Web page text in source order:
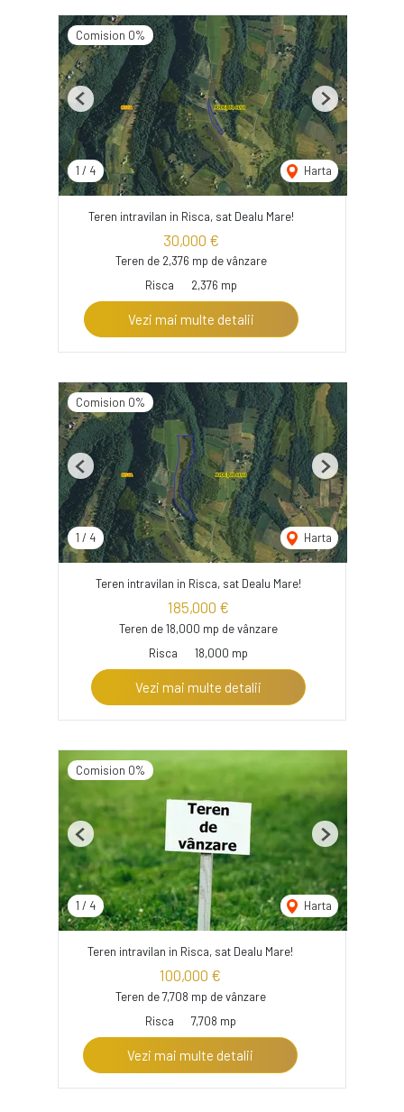
Comision 0%
1 / 4 Harta
Previous Next
Teren intravilan in Risca, sat Dealu Mare!
30,000 €
Teren de 2,376 mp de vânzare
Risca
2,376 mp
Vezi mai multe detalii
Comision 0%
1 / 4 Harta
Previous Next
Teren intravilan in Risca, sat Dealu Mare!
185,000 €
Teren de 18,000 mp de vânzare
Risca
18,000 mp
Vezi mai multe detalii
Comision 0%
1 / 4 Harta
Previous Next
Teren intravilan in Risca, sat Dealu Mare!
100,000 €
Teren de 7,708 mp de vânzare
Risca
7,708 mp
Vezi mai multe detalii